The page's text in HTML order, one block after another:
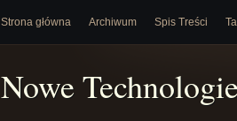
Strona główna Archiwum Spis Treści
Nowe